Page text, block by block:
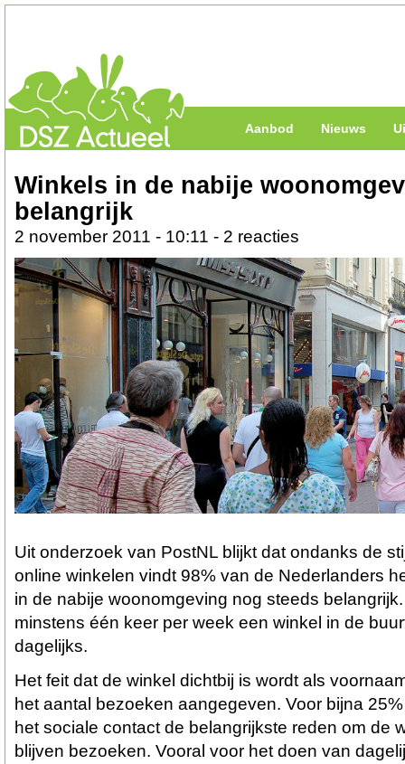
Aanbod Nieuws
Winkels in de nabije
belangrijk
2 november 2011 - 10:11 - 2 reacties
Uit onderzoek van PostNL blijkt dat ondanks de
online winkelen vindt 98% van de Nederlanders
in de nabije woonomgeving nog steeds
minstens één keer per week een winkel in de
dagelijks.
Het feit dat de winkel dichtbij is wordt als
het aantal bezoeken aangegeven. Voor bijna
het sociale contact de belangrijkste reden om de
blijven bezoeken. Vooral voor het doen van